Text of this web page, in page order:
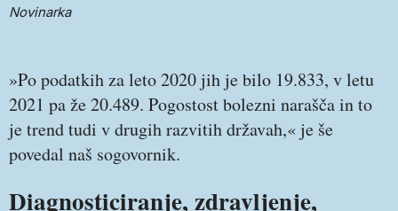
Novinarka
»Po podatkih za leto 2020 jih je bilo 19.833, v letu
2021 pa že 20.489. Pogostost bolezni narašča in to
je trend tudi v drugih razvitih državah,« je še
povedal naš sogovornik.
Diagnosticiranje, zdravljenje,